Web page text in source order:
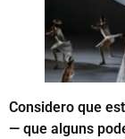
Considero que
— que alguns